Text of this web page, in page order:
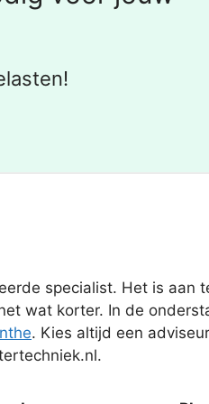
specialist. Het is aan
wat korter. In de
. Kies altijd een